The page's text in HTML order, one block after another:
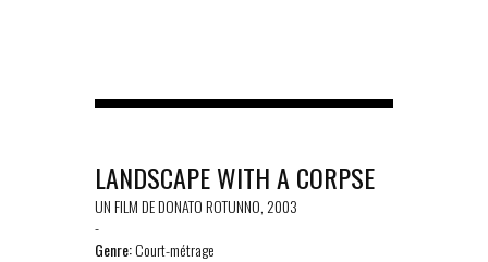
LANDSCAPE WITH A CORPSE
UN FILM DE DONATO ROTUNNO, 2003
-
Genre:Court-métrage